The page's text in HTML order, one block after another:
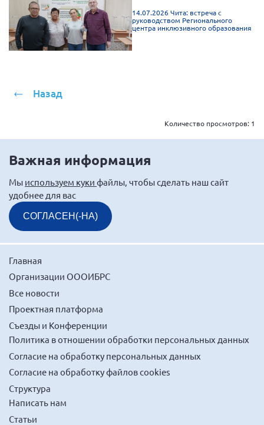
Томская область
Тульская область
Ульяновская область
14.07.2026 Чита: встреча с
руководством Регионального
центра инклюзивного образования
Назад
Количество просмотров: 1
Важная информация
Мы используем куки файлы, чтобы сделать наш сайт
удобнее для вас
СОГЛАСЕН(-НА)
Главная
Организации ОООИБРС
Все новости
Проектная платформа
Съезды и Конференции
Политика в отношении обработки персональных данных
Согласие на обработку персональных данных
Согласие на обработку файлов cookies
Структура
Написать нам
Статьи